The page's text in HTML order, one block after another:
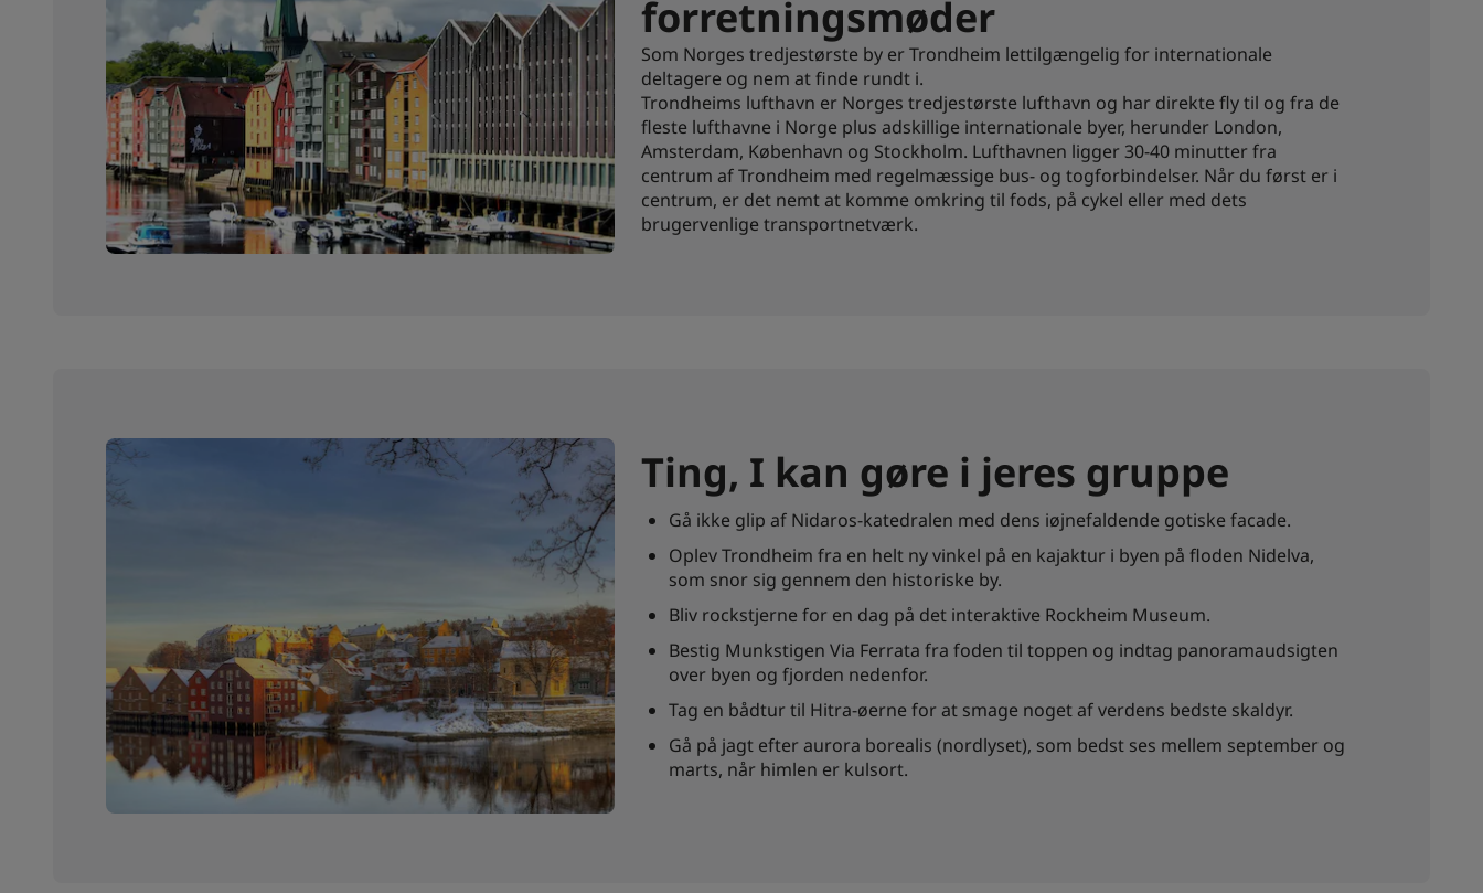
forretningsmøder
Som Norges tredjestørste by er Trondheim lettilgængelig for internationale
deltagere og nem at finde rundt i.
Trondheims lufthavn er Norges tredjestørste lufthavn og har direkte fly til og fra de
fleste lufthavne i Norge plus adskillige internationale byer, herunder London,
Amsterdam, København og Stockholm. Lufthavnen ligger 30-40 minutter fra
centrum af Trondheim med regelmæssige bus- og togforbindelser. Når du først er i
centrum, er det nemt at komme omkring til fods, på cykel eller med dets
brugervenlige transportnetværk.
Ting, I kan gøre i jeres gruppe
Gå ikke glip af Nidaros-katedralen med dens iøjnefaldende gotiske facade.
Oplev Trondheim fra en helt ny vinkel på en kajaktur i byen på floden Nidelva,
som snor sig gennem den historiske by.
Bliv rockstjerne for en dag på det interaktive Rockheim Museum.
Bestig Munkstigen Via Ferrata fra foden til toppen og indtag panoramaudsigten
over byen og fjorden nedenfor.
Tag en bådtur til Hitra-øerne for at smage noget af verdens bedste skaldyr.
Gå på jagt efter aurora borealis (nordlyset), som bedst ses mellem september og
marts, når himlen er kulsort.